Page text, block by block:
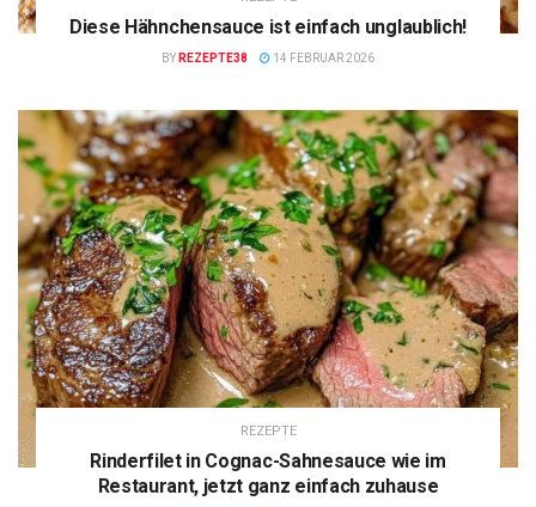
Diese Hähnchensauce ist einfach unglaublich!
BY REZEPTE38 14 FEBRUAR 2026
REZEPTE
Rinderfilet in Cognac-Sahnesauce wie im
Restaurant, jetzt ganz einfach zuhause